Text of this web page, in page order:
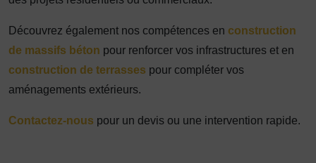
Découvrez également nos compétences en construction
de massifs béton pour renforcer vos infrastructures et en
construction de terrasses pour compléter vos
aménagements extérieurs.
Contactez-nous pour un devis ou une intervention rapide.